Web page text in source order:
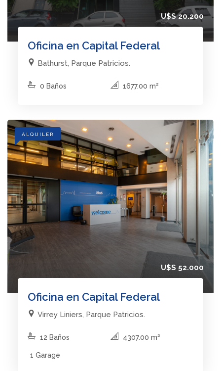
U$S 20.200
Oficina en Capital Federal
Bathurst, Parque Patricios.
0 Baños 1677.00 m²
ALQUILER
U$S 52.000
Oficina en Capital Federal
Virrey Liniers, Parque Patricios.
12 Baños 4307.00 m²
1 Garage